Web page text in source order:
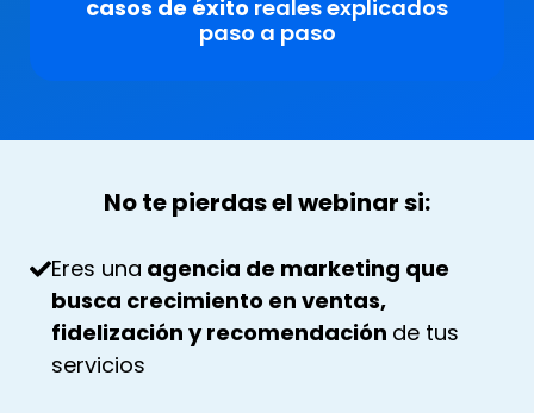
casos de éxito reales explicados
paso a paso
No te pierdas el webinar si:
Eres una agencia de marketing que
busca crecimiento en ventas,
fidelización y recomendación de tus
servicios